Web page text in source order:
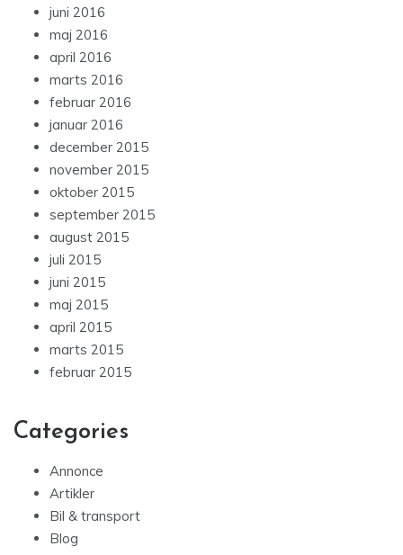
juni 2016
maj 2016
april 2016
marts 2016
februar 2016
januar 2016
december 2015
november 2015
oktober 2015
september 2015
august 2015
juli 2015
juni 2015
maj 2015
april 2015
marts 2015
februar 2015
Categories
Annonce
Artikler
Bil & transport
Blog